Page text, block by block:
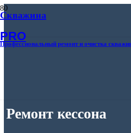
Скважина
PRO
Профессиональный ремонт и очистка
Ремонт кессона